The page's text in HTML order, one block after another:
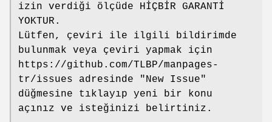
izin verdiği ölçüde HİÇBİR GARANTİ
YOKTUR.
Lütfen, çeviri ile ilgili bildirimde
bulunmak veya çeviri yapmak için
https://github.com/TLBP/manpages-
tr/issues adresinde "New Issue"
düğmesine tıklayıp yeni bir konu
açınız ve isteğinizi belirtiniz.